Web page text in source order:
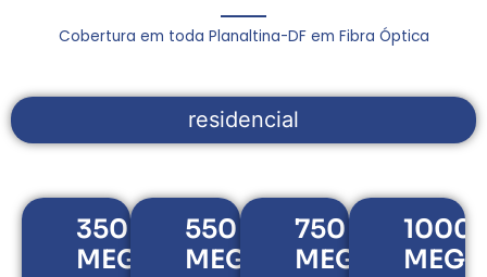
Cobertura em toda Planaltina-DF em Fibra Óptica
residencial
350
MEGAS
550
MEGAS
750
MEGAS
1000